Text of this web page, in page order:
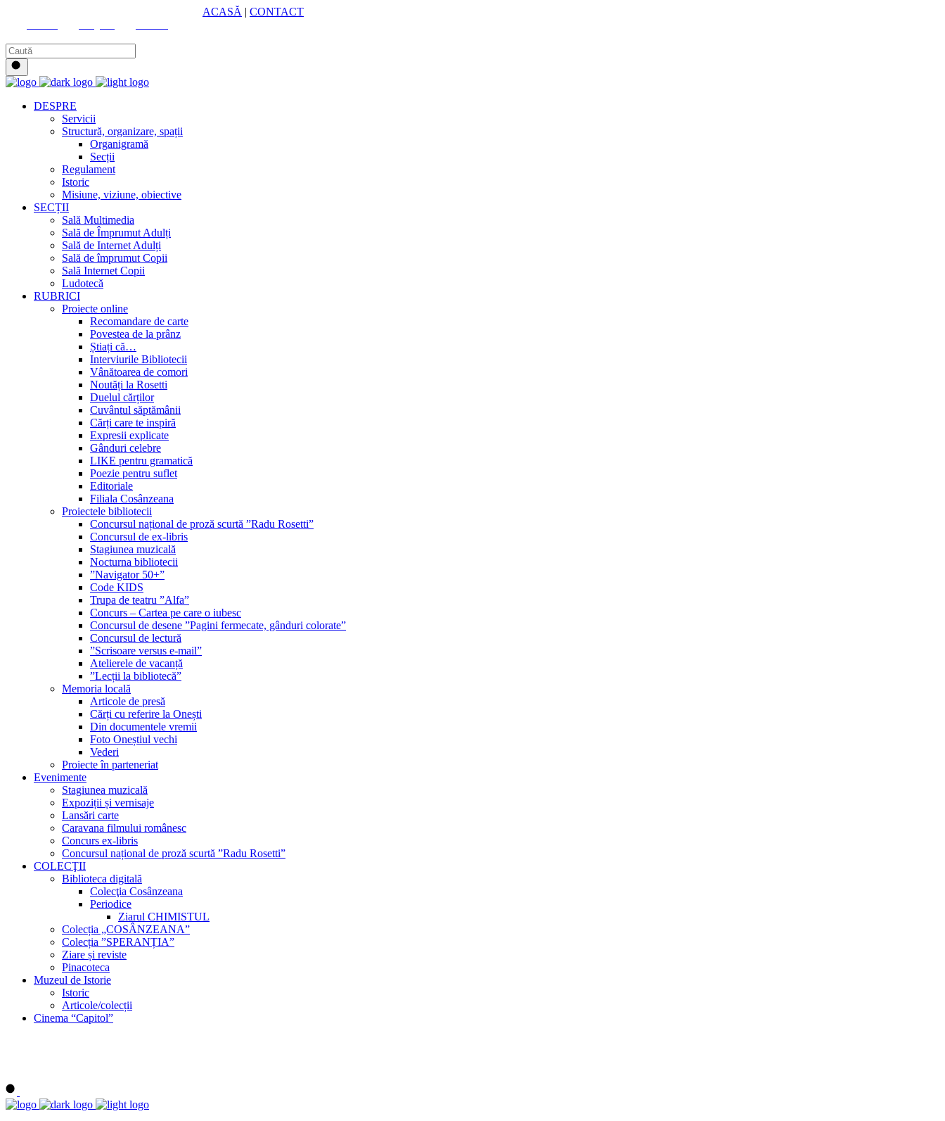
ACASĂ | CONTACT
DESPRE
Servicii
Structură, organizare, spații
Organigramă
Secții
Regulament
Istoric
Misiune, viziune, obiective
SECȚII
Sală Multimedia
Sală de Împrumut Adulți
Sală de Internet Adulți
Sală de împrumut Copii
Sală Internet Copii
Ludotecă
RUBRICI
Proiecte online
Recomandare de carte
Povestea de la prânz
Știați că…
Interviurile Bibliotecii
Vânătoarea de comori
Noutăți la Rosetti
Duelul cărților
Cuvântul săptămânii
Cărți care te inspiră
Expresii explicate
Gânduri celebre
LIKE pentru gramatică
Poezie pentru suflet
Editoriale
Filiala Cosânzeana
Proiectele bibliotecii
Concursul național de proză scurtă ”Radu Rosetti”
Concursul de ex-libris
Stagiunea muzicală
Nocturna bibliotecii
”Navigator 50+”
Code KIDS
Trupa de teatru ”Alfa”
Concurs – Cartea pe care o iubesc
Concursul de desene ”Pagini fermecate, gânduri colorate”
Concursul de lectură
”Scrisoare versus e-mail”
Atelierele de vacanță
”Lecții la bibliotecă”
Memoria locală
Articole de presă
Cărți cu referire la Onești
Din documentele vremii
Foto Oneștiul vechi
Vederi
Proiecte în parteneriat
Evenimente
Stagiunea muzicală
Expoziții și vernisaje
Lansări carte
Caravana filmului românesc
Concurs ex-libris
Concursul național de proză scurtă ”Radu Rosetti”
COLECŢII
Biblioteca digitală
Colecţia Cosânzeana
Periodice
Ziarul CHIMISTUL
Colecția „COSÂNZEANA”
Colecția ”SPERANȚIA”
Ziare și reviste
Pinacoteca
Muzeul de Istorie
Istoric
Articole/colecții
Cinema “Capitol”